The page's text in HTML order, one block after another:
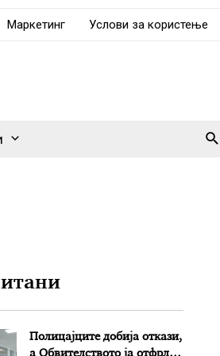
Маркетинг Услови за користење
Полицајците добија откази,
а Обвителството ја отфрли